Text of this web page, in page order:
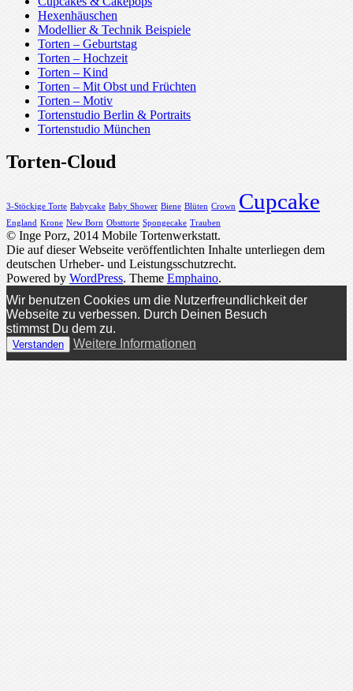
Hexenhäuschen
Modellier & Technik Beispiele
Torten – Geburtstag
Torten – Hochzeit
Torten – Kind
Torten – Mit Obst und Früchten
Torten – Motiv
Tortenstudio Berlin & Portraits
Tortenstudio München
Torten-Cloud
3-Stöckige Torte Babycake Baby Shower Biene Blüten Crown Cupcake
England Krone New Born Obsttorte Spongecake Trauben
© Inge Porz, 2014 Mobile Tortenwerkstatt.
Die auf dieser Webseite veröffentlichten Inhalte unterliegen dem
deutschen Urheber- und Leistungsschutzrecht.
Powered by WordPress. Theme Emphaino.
Wir benutzen Cookies um die Nutzerfreundlichkeit der
Webseite zu verbessen. Durch Deinen Besuch
stimmst Du dem zu.
Verstanden Weitere Informationen